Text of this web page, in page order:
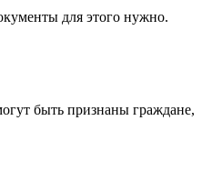
для этого нужно.
быть признаны граждане,